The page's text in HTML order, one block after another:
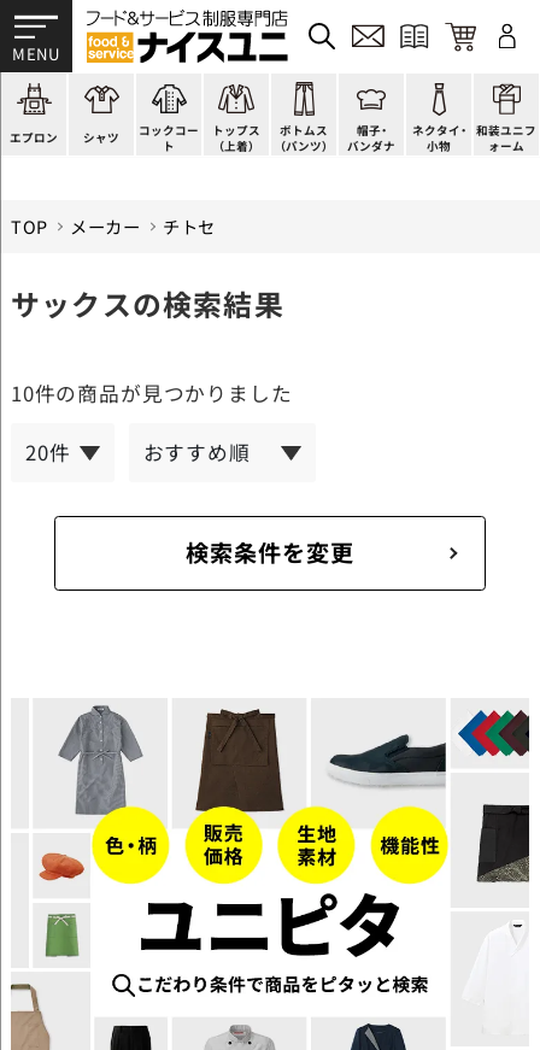
エプロン
かぶり型
スモック風
厨房用
ラップエプロン
シャツ
ピンタック
Tシャツ
ポロシャツ
和風シャツ(Asian)コックコー
ト
ショップコート
スタンダード
ファッション
キッズ
トップス
（上着）
法被(はっぴ)
調理白衣
カットソー
ジャンバー
ボトムス
（パンツ）
イージーパンツ
ワンピース
厨房シューズ
フロアシューズ
帽子・
バンダナ
洋帽子
コック帽
衛生帽子
ヘアネット
ネクタイ・
小物
ネクタイ
蝶ネクタイ
リボン・スカーフ
クロスタイ
和装ユニフ
ォーム
帯
草履、足袋など
着付小物
きもの
TOP メーカー チトセ
サックスの検索結果
10件の商品が見つかりました
検索条件を変更